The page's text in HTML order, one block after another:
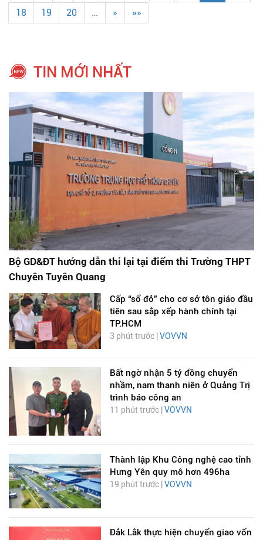
18 19 20 … » »»
TIN MỚI NHẤT
Bộ GD&ĐT hướng dẫn thi lại tại điểm thi Trường THPT
Chuyên Tuyên Quang
Cấp “sổ đỏ” cho cơ sở tôn giáo đầu
tiên sau sắp xếp hành chính tại
TP.HCM
3 phút trước | VOVVN
Bất ngờ nhận 5 tỷ đồng chuyển
nhầm, nam thanh niên ở Quảng Trị
trình báo công an
11 phút trước | VOVVN
Thành lập Khu Công nghệ cao tỉnh
Hưng Yên quy mô hơn 496ha
19 phút trước | VOVVN
Đắk Lắk thực hiện chuyển giao vốn